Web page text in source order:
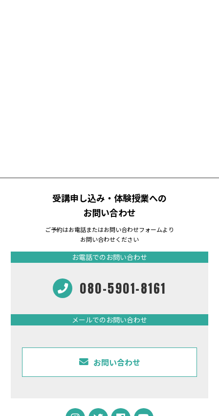
受講申し込み・体験授業への
お問い合わせ
ご予約はお電話またはお問い合わせフォームより
お問い合わせください
お電話でのお問い合わせ
080-5901-8161
メールでのお問い合わせ
お問い合わせ